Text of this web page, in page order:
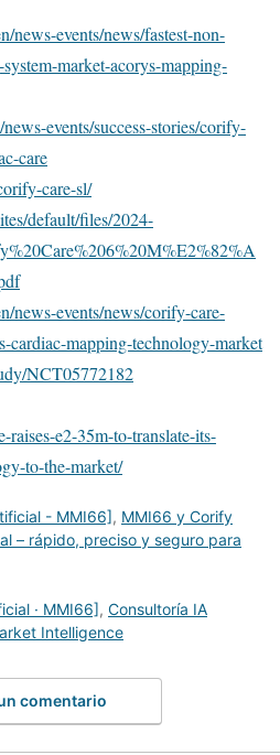
news-events/news/fastest-non-
market-acorys-mapping-
events/success-stories/corify-
care
care-sl/
default/files/2024-
news-events/news/corify-care-
cardiac-mapping-technology-market
NCT05772182
e2-35m-to-translate-its-
to-the-market/
- MMI66], MMI66 y Corify
– rápido, preciso y seguro para
· MMI66], Consultoría IA
Intelligence
comentario